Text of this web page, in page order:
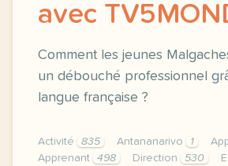
avec
Comment les jeunes
un débouché professionnel
langue française ?
Activité 835 Antananarivo 1
Apprenant
498 Direction 530